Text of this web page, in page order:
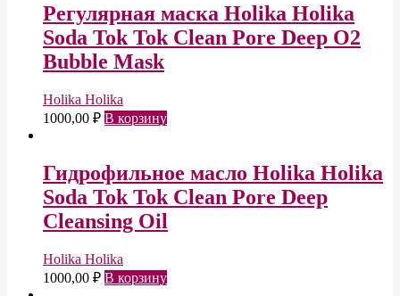
Регулярная маска Holika Holika
Soda Tok Tok Clean Pore Deep O2
Bubble Mask
Holika Holika
1000,00 ₽ В корзину
Гидрофильное масло Holika Holika
Soda Tok Tok Clean Pore Deep
Cleansing Oil
Holika Holika
1000,00 ₽ В корзину